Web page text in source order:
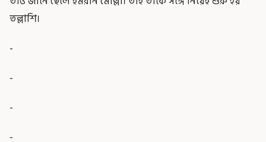
তল্লাশি।
-
-
-
-